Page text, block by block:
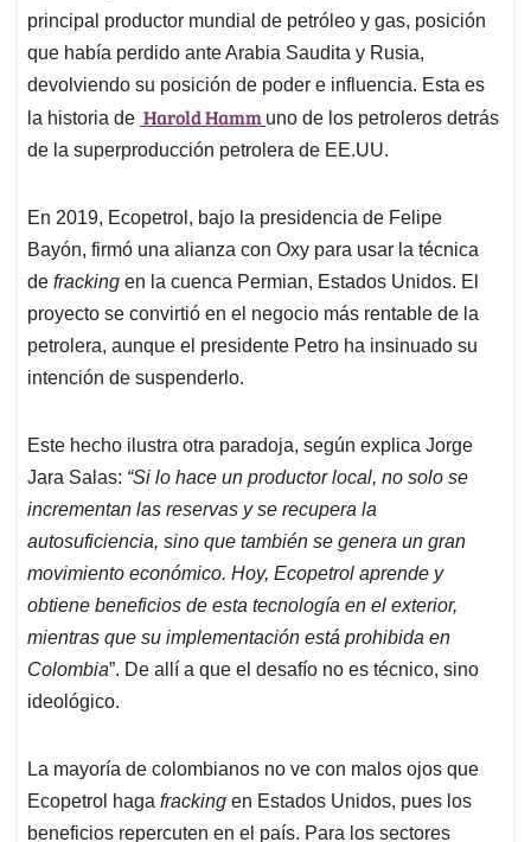
principal productor mundial de petróleo y gas, posición
que había perdido ante Arabia Saudita y Rusia,
devolviendo su posición de poder e influencia. Esta es
la historia de Harold Hamm uno de los petroleros detrás
de la superproducción petrolera de EE.UU.
En 2019, Ecopetrol, bajo la presidencia de Felipe
Bayón, firmó una alianza con Oxy para usar la técnica
de fracking en la cuenca Permian, Estados Unidos. El
proyecto se convirtió en el negocio más rentable de la
petrolera, aunque el presidente Petro ha insinuado su
intención de suspenderlo.
Este hecho ilustra otra paradoja, según explica Jorge
Jara Salas: “Si lo hace un productor local, no solo se
incrementan las reservas y se recupera la
autosuficiencia, sino que también se genera un gran
movimiento económico. Hoy, Ecopetrol aprende y
obtiene beneficios de esta tecnología en el exterior,
mientras que su implementación está prohibida en
Colombia”. De allí a que el desafío no es técnico, sino
ideológico.
La mayoría de colombianos no ve con malos ojos que
Ecopetrol haga fracking en Estados Unidos, pues los
beneficios repercuten en el país. Para los sectores